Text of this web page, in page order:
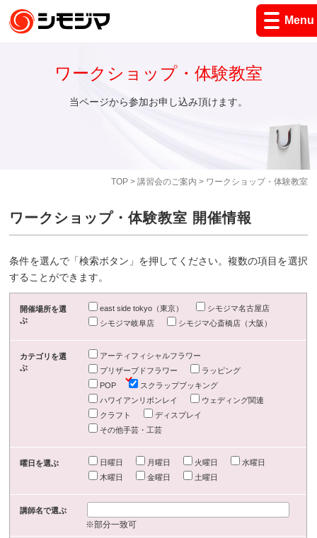
Menu
TOP> 講習会のご案内 > ワークショップ・体験教室
ワークショップ・体験教室
当ページから参加お申し込み頂けます。
ワークショップ・体験教室 開催情報
条件を選んで「検索ボタン」を押してください。複数の項目を選択
することができます。
開催場所を選
ぶ
east side tokyo（東京）
シモジマ名古屋店
シモジマ岐阜店
シモジマ心斎橋店（大阪）
カテゴリを選
ぶ
アーティフィシャルフラワー
プリザーブドフラワー
ラッピング
POP
スクラップブッキング
ハワイアンリボンレイ
ウェディング関連
クラフト
ディスプレイ
その他手芸・工芸
曜日を選ぶ 日曜日 月曜日 火曜日
水曜日
木曜日
金曜日 土曜日
講師名で選ぶ
※部分一致可